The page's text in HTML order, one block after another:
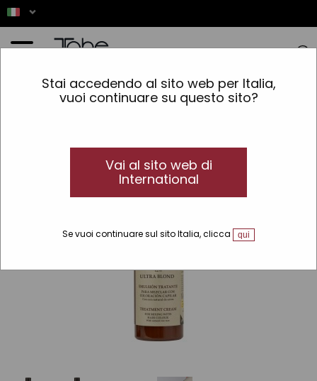
Stai accedendo al sito web per Italia,
vuoi continuare su questo sito?
Vai al sito web di
International
Se vuoi continuare sul sito Italia, clicca qui
Colorazione » Tipo di coloranti » Senza ammoniaca »Emulsione trattante